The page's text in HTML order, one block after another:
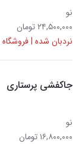
نو
۲۴,۵۰۰,۰۰۰ تومان
نردبان شده | فروشگاه
جاکفشی پرستاری
نو
۱۶,۸۰۰,۰۰۰ تومان